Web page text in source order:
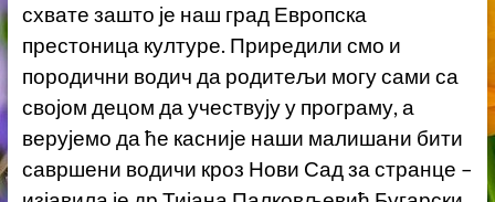
схвате зашто је наш град Европска
престоница културе. Приредили смо и
породични водич да родитељи могу сами са
својом децом да учествују у програму, а
верујемо да ће касније наши малишани бити
савршени водичи кроз Нови Сад за странце –